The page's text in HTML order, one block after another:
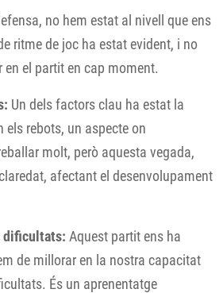
no hem estat al nivell que ens
ritme de joc ha estat evident, i no
en el partit en cap moment.
Un dels factors clau ha estat la
els rebots, un aspecte on
molt, però aquesta vegada,
afectant el desenvolupament
dificultats: Aquest partit ens ha
de millorar en la nostra capacitat
És un aprenentatge